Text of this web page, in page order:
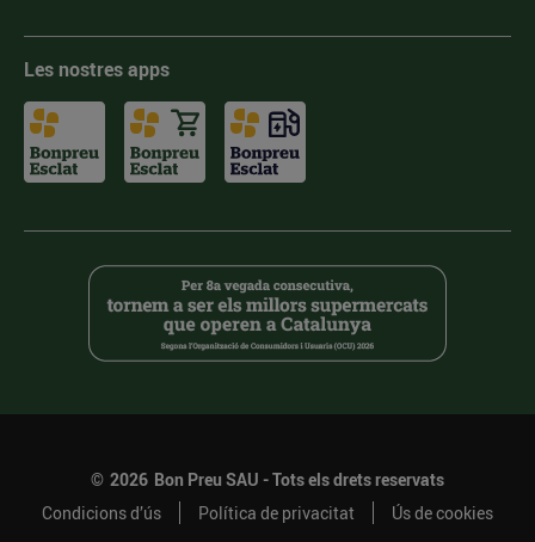
Les nostres apps
© 2026 Bon Preu SAU - Tots els drets reservats
Condicions d’ús
Política de privacitat Ús de cookies